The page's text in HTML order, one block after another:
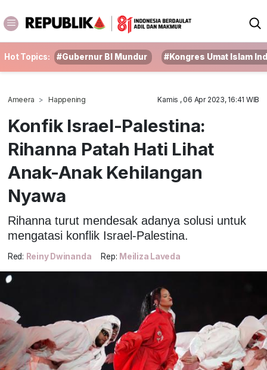
Hot Topics: #Gubernur BI Mundur #Kongres Umat Islam
Ameera Happening Kamis , 06 Apr 2023, 16:41 WIB
Konfik Israel-Palestina:
Rihanna Patah Hati Lihat
Anak-Anak Kehilangan
Nyawa
Rihanna turut mendesak adanya solusi untuk
mengatasi konflik Israel-Palestina.
Red: Reiny Dwinanda Rep: Meiliza Laveda